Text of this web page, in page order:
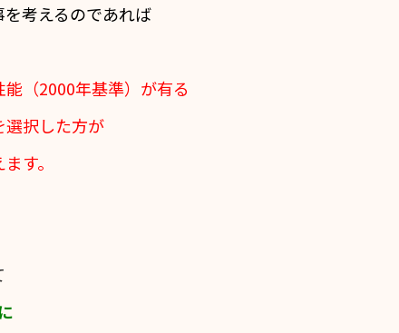
考えるのであれば
（2000年基準）が有る
択した方が
す。